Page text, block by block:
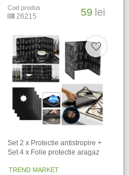
Cod produs
26215 59 lei
Set 2 x Protectie antistropire +
Set 4 x Folie protectie aragaz
TREND MARKET